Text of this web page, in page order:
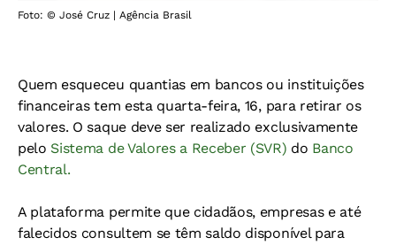
Foto: © José Cruz | Agência Brasil
Quem esqueceu quantias em bancos ou instituições
financeiras tem esta quarta-feira, 16, para retirar os
valores. O saque deve ser realizado exclusivamente
pelo Sistema de Valores a Receber (SVR) do Banco
Central.
A plataforma permite que cidadãos, empresas e até
falecidos consultem se têm saldo disponível para